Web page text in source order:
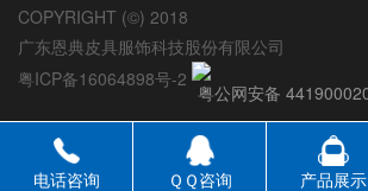
COPYRIGHT (©) 2018
广东恩典皮具服饰科技股份有限公司
粤ICP备16064898号-2
粤公网安备
电话咨询 ＱＱ咨询 产品展示